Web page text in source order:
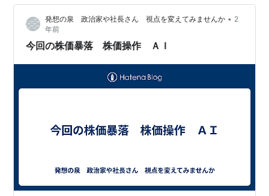
発想の泉 政治家や社長さん 視点を変えてみませんか • 2
年前
今回の株価暴落 株価操作 ＡＩ